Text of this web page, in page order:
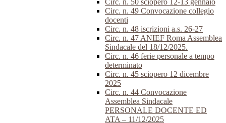
Circ. n. 50 sciopero 12-13 gennaio
Circ. n. 49 Convocazione collegio
docenti
Circ. n. 48 iscrizioni a.s. 26-27
Circ. n. 47 ANIEF Roma Assemblea
Sindacale del 18/12/2025.
Circ. n. 46 ferie personale a tempo
determinato
Circ. n. 45 sciopero 12 dicembre
2025
Circ. n. 44 Convocazione
Assemblea Sindacale
PERSONALE DOCENTE ED
ATA – 11/12/2025